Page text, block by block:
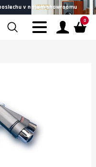
v našem showroomu
0